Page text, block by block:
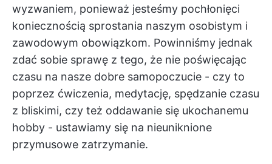
wyzwaniem, ponieważ jesteśmy pochłonięci
koniecznością sprostania naszym osobistym i
zawodowym obowiązkom. Powinniśmy jednak
zdać sobie sprawę z tego, że nie poświęcając
czasu na nasze dobre samopoczucie - czy to
poprzez ćwiczenia, medytację, spędzanie czasu
z bliskimi, czy też oddawanie się ukochanemu
hobby - ustawiamy się na nieuniknione
przymusowe zatrzymanie.